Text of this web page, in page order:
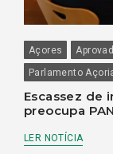
Açores
Parlamento
Escassez de
preocupa
LER NOTÍCIA